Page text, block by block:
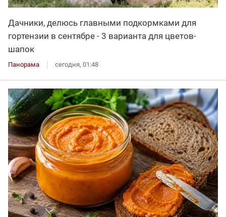
Дачники, делюсь главными подкормками для
гортензии в сентябре - 3 варианта для цветов-
шапок
Панорама сегодня, 01:48